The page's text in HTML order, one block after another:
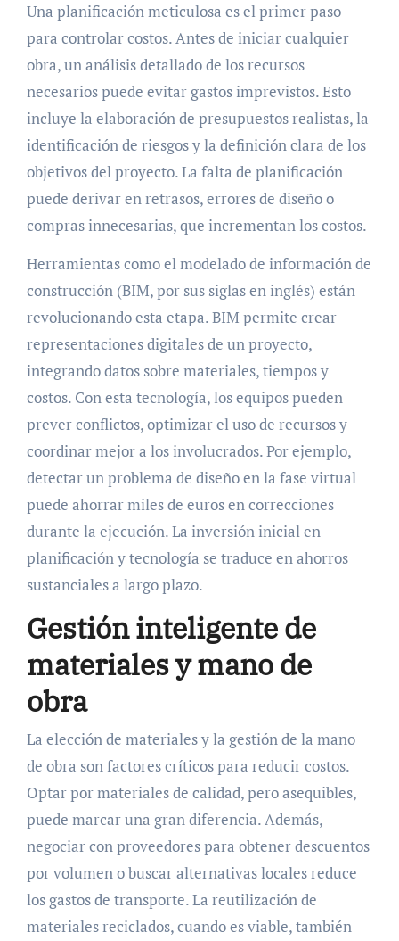
Una planificación meticulosa es el primer paso
para controlar costos. Antes de iniciar cualquier
obra, un análisis detallado de los recursos
necesarios puede evitar gastos imprevistos. Esto
incluye la elaboración de presupuestos realistas, la
identificación de riesgos y la definición clara de los
objetivos del proyecto. La falta de planificación
puede derivar en retrasos, errores de diseño o
compras innecesarias, que incrementan los costos.
Herramientas como el modelado de información de
construcción (BIM, por sus siglas en inglés) están
revolucionando esta etapa. BIM permite crear
representaciones digitales de un proyecto,
integrando datos sobre materiales, tiempos y
costos. Con esta tecnología, los equipos pueden
prever conflictos, optimizar el uso de recursos y
coordinar mejor a los involucrados. Por ejemplo,
detectar un problema de diseño en la fase virtual
puede ahorrar miles de euros en correcciones
durante la ejecución. La inversión inicial en
planificación y tecnología se traduce en ahorros
sustanciales a largo plazo.
Gestión inteligente de
materiales y mano de
obra
La elección de materiales y la gestión de la mano
de obra son factores críticos para reducir costos.
Optar por materiales de calidad, pero asequibles,
puede marcar una gran diferencia. Además,
negociar con proveedores para obtener descuentos
por volumen o buscar alternativas locales reduce
los gastos de transporte. La reutilización de
materiales reciclados, cuando es viable, también